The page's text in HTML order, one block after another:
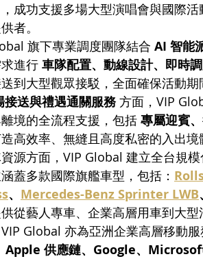
成功支援多場大型演唱會與國際
者。
旗下專業調度團隊結合 AI 智能
進行 車隊配置、動線設計、即時
到大型觀眾接駁，全面確保活動
接送與禮遇通關服務 方面，VIP
境的全流程支援，包括 專屬迎賓
高效率、無縫且高度私密的入出境
源方面，VIP Global 建立全台規
涵蓋多款國際旗艦車型，包括：
、 Mercedes-Benz Sprinter LWB
從藝人專車、企業高層用車到大
Global 亦為亞洲企業高層移動
Apple 供應鏈、Google、